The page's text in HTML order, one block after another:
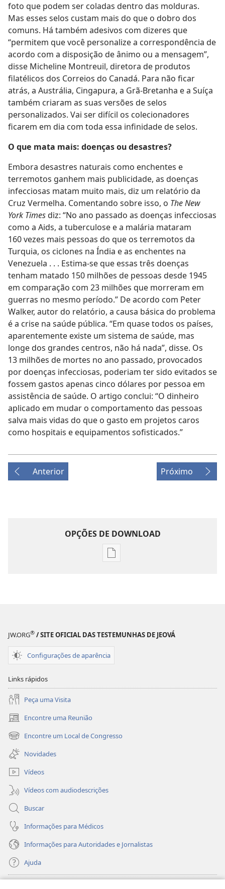
foto que podem ser coladas dentro das molduras.
Mas esses selos custam mais do que o dobro dos
comuns. Há também adesivos com dizeres que
“permitem que você personalize a correspondência de
acordo com a disposição de ânimo ou a mensagem”,
disse Micheline Montreuil, diretora de produtos
filatélicos dos Correios do Canadá. Para não ficar
atrás, a Austrália, Cingapura, a Grã-Bretanha e a Suíça
também criaram as suas versões de selos
personalizados. Vai ser difícil os colecionadores
ficarem em dia com toda essa infinidade de selos.
O que mata mais: doenças ou desastres?
Embora desastres naturais como enchentes e
terremotos ganhem mais publicidade, as doenças
infecciosas matam muito mais, diz um relatório da
Cruz Vermelha. Comentando sobre isso, o The New
York Timesdiz: “No ano passado as doenças infecciosas
como a Aids, a tuberculose e a malária mataram
160 vezes mais pessoas do que os terremotos da
Turquia, os ciclones na Índia e as enchentes na
Venezuela . . . Estima-se que essas três doenças
tenham matado 150 milhões de pessoas desde 1945
em comparação com 23 milhões que morreram em
guerras no mesmo período.” De acordo com Peter
Walker, autor do relatório, a causa básica do problema
é a crise na saúde pública. “Em quase todos os países,
aparentemente existe um sistema de saúde, mas
longe dos grandes centros, não há nada”, disse. Os
13 milhões de mortes no ano passado, provocados
por doenças infecciosas, poderiam ter sido evitados se
fossem gastos apenas cinco dólares por pessoa em
assistência de saúde. O artigo conclui: “O dinheiro
aplicado em mudar o comportamento das pessoas
salva mais vidas do que o gasto em projetos caros
como hospitais e equipamentos sofisticados.”
Anterior Próximo
OPÇÕES DE DOWNLOAD
Opções
8 de fevereiro de 2001
JW.ORG® / SITE OFICIAL DAS TESTEMUNHAS DE JEOVÁ
Configurações de aparência
Links rápidos
Peça uma Visita
Encontre uma Reunião
(abre
nova
janela)
Encontre um Local de Congresso
(abre
nova
janela)
Novidades
Vídeos
Vídeos com audiodescrições
Buscar
Informações para Médicos
Informações para Autoridades e Jornalistas
Ajuda